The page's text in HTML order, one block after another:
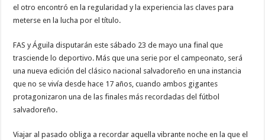
el otro encontró en la regularidad y la experiencia las claves para
meterse en la lucha por el título.
FAS y Águila disputarán este sábado 23 de mayo una final que
trasciende lo deportivo. Más que una serie por el campeonato, será
una nueva edición del clásico nacional salvadoreño en una instancia
que no se vivía desde hace 17 años, cuando ambos gigantes
protagonizaron una de las finales más recordadas del fútbol
salvadoreño.
Viajar al pasado obliga a recordar aquella vibrante noche en la que el